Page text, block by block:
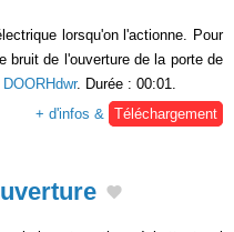
lorsqu'on l'actionne. Pour
bruit de l'ouverture de la porte de
DOORHdwr. Durée : 00:01.
+ d'infos & Téléchargement